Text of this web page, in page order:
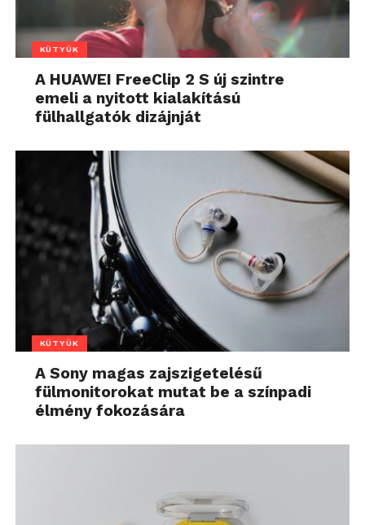
KÜTYÜK
A HUAWEI FreeClip 2 S új szintre
emeli a nyitott kialakítású
fülhallgatók dizájnját
KÜTYÜK
A Sony magas zajszigetelésű
fülmonitorokat mutat be a színpadi
élmény fokozására